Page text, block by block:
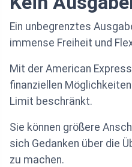
Ein unbegrenztes
immense Freiheit und
Mit der American
finanziellen
Limit beschränkt.
Sie können größere
sich Gedanken über die
zu machen.